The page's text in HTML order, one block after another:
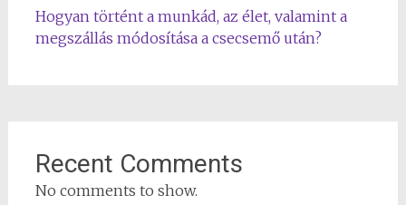
Hogyan történt a munkád, az élet, valamint a
megszállás módosítása a csecsemő után?
Recent Comments
No comments to show.